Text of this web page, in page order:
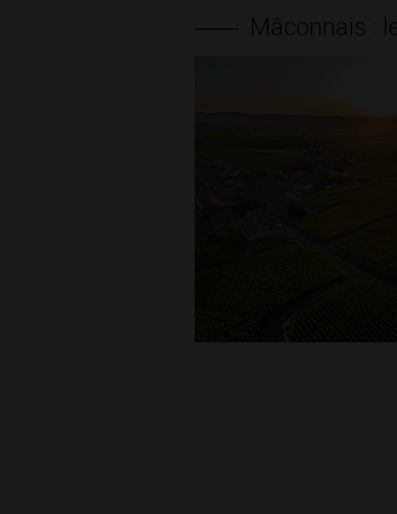
Mâconnais :